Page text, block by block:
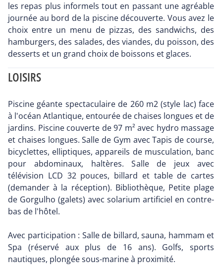
les repas plus informels tout en passant une agréable
journée au bord de la piscine découverte. Vous avez le
choix entre un menu de pizzas, des sandwichs, des
hamburgers, des salades, des viandes, du poisson, des
desserts et un grand choix de boissons et glaces.
LOISIRS
Piscine géante spectaculaire de 260 m2 (style lac) face
à l'océan Atlantique, entourée de chaises longues et de
jardins. Piscine couverte de 97 m² avec hydro massage
et chaises longues. Salle de Gym avec Tapis de course,
bicyclettes, elliptiques, appareils de musculation, banc
pour abdominaux, haltères. Salle de jeux avec
télévision LCD 32 pouces, billard et table de cartes
(demander à la réception). Bibliothèque, Petite plage
de Gorgulho (galets) avec solarium artificiel en contre-
bas de l'hôtel.
Avec participation : Salle de billard, sauna, hammam et
Spa (réservé aux plus de 16 ans). Golfs, sports
nautiques, plongée sous-marine à proximité.